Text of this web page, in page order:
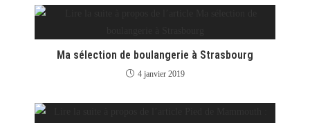
Ma sélection de boulangerie à Strasbourg
4 janvier 2019